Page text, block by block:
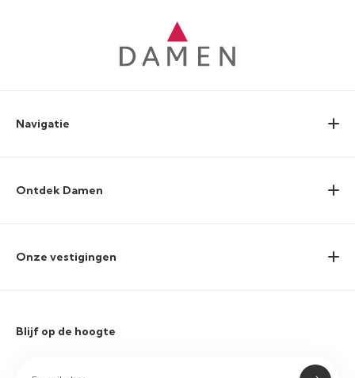
Navigatie
Ontdek Damen
Onze vestigingen
Blijf op de hoogte